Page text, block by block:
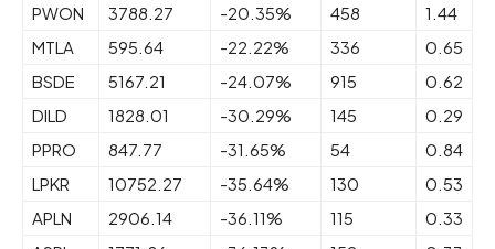
PWON 3788.27 -20.35% 458
1.44
MTLA
595.64 -22.22% 336
0.65
BSDE
5167.21 -24.07% 915
0.62
DILD
1828.01 -30.29% 145
0.29
PPRO
847.77 -31.65% 54
0.84
LPKR
10752.27 -35.64% 130
0.53
APLN
2906.14 -36.11% 115
0.33